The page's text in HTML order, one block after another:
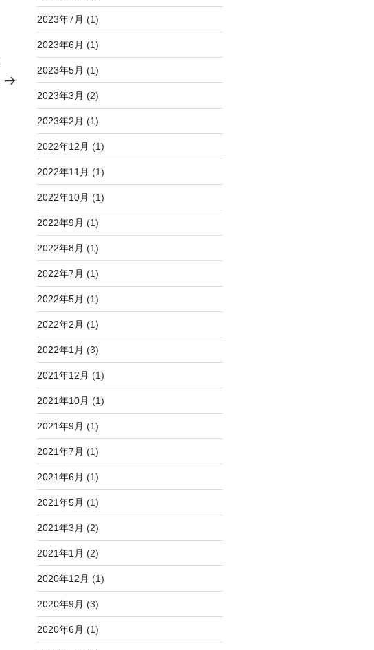
次
の
2023年7月 (1)
2023年6月 (1)
2023年5月 (1)
2023年3月 (2)
2023年2月 (1)
2022年12月 (1)
2022年11月 (1)
2022年10月 (1)
2022年9月 (1)
2022年8月 (1)
2022年7月 (1)
2022年5月 (1)
2022年2月 (1)
2022年1月 (3)
2021年12月 (1)
2021年10月 (1)
2021年9月 (1)
2021年7月 (1)
2021年6月 (1)
2021年5月 (1)
2021年3月 (2)
2021年1月 (2)
2020年12月 (1)
2020年9月 (3)
2020年6月 (1)